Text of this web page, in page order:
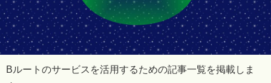
Bルートのサービスを活用するための記事一覧を掲載しま